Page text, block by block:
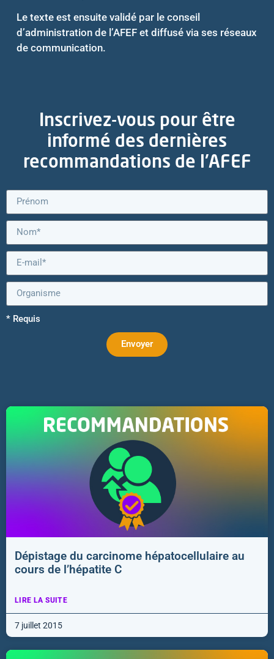
Le texte est ensuite validé par le conseil
d’administration de l’AFEF et diffusé via ses réseaux
de communication.
Inscrivez-vous pour être
informé des dernières
recommandations de l'AFEF
* Requis
Envoyer
Dépistage du carcinome hépatocellulaire au
cours de l’hépatite C
LIRE LA SUITE
7 juillet 2015